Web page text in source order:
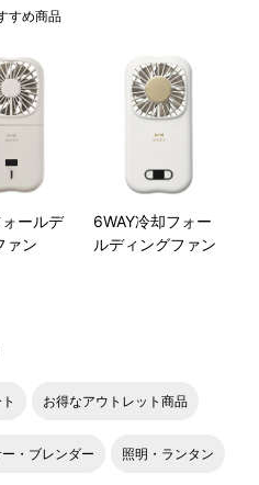
すめ商品
ールデ
ァン
6WAY冷却フォー
ルディングファン
お得なアウトレット商品
ー・ブレンダー 照明・ランタン